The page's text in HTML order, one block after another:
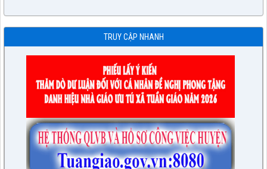
TRUY CẬP NHANH